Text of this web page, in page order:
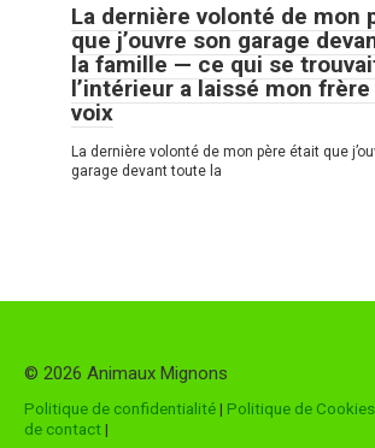
La dernière volonté de mon
que j’ouvre son garage
la famille — ce qui se
l’intérieur a laissé mon frère
voix
La dernière volonté de mon père était que
garage devant toute la
© 2026 Animaux Mignons
Politique de confidentialité| Politique de Cookies
de contact|